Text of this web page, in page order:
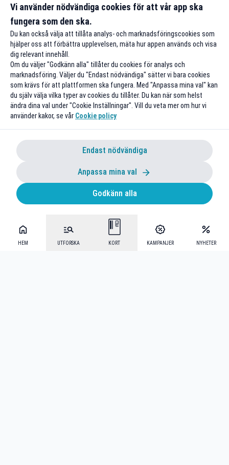
HEM UTFORSKA KORT KAMPANJER NYHETER
Till rabatten
Vi använder nödvändiga cookies för att vår app ska
fungera som den ska.
Du kan också välja att tillåta analys- och marknadsföringscookies som
hjälper oss att förbättra upplevelsen, mäta hur appen används och visa
dig relevant innehåll.
Om du väljer "Godkänn alla" tillåter du cookies för analys och
marknadsföring. Väljer du "Endast nödvändiga" sätter vi bara cookies
som krävs för att plattformen ska fungera. Med "Anpassa mina val" kan
du själv välja vilka typer av cookies du tillåter. Du kan när som helst
ändra dina val under "Cookie Inställningar". Vill du veta mer om hur vi
använder kakor, se vår Cookie policy
Endast nödvändiga
Anpassa mina val
Godkänn alla